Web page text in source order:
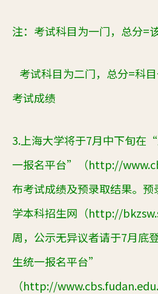
注：考试科目为一门，总分=
考试科目为二门，总分=科
考试成绩
3. 上海大学将于7月中下旬在
一报名平台”（http://
布考试成绩及预录取结果。 预
学本科招生网（http://
周，公示无异议者请于7月底
生统一报名平台”
（http://www.cbs.fuda